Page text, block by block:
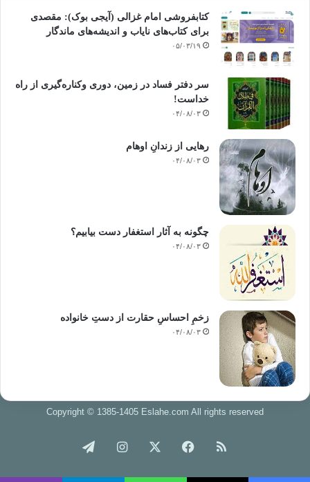
کتابفروشی امام غزالی (آیجی بوک): مقصدی
برای کتاب‌های نایاب و اندیشه‌های ماندگار
۰۵/۰۳/۱۹
سر دفتر فساد در زمین‌، دوری وکناره‌گیری از راه
خداست‌!
۰۴/۰۸/۰۳
رهایی از زندانِ اوهام
۰۴/۰۸/۰۳
چگونه به آثار استغفار دست بیابیم؟
۰۴/۰۸/۰۳
زخمِ احساسِ حقارت از دستِ خانواده
۰۴/۰۸/۰۳
Copyright © 1385-1405 Eslahe.com All rights reserved
خوراک فیس اینستاگرام